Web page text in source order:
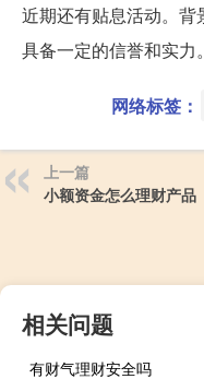
近期还有贴息活动。背
具备一定的信誉和实力。
网络标签：
上一篇
小额资金怎么理财产品
相关问题
有财气理财安全吗